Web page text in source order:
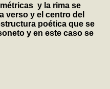
y la rima se
verso y el centro del
poética que se
y en este caso se